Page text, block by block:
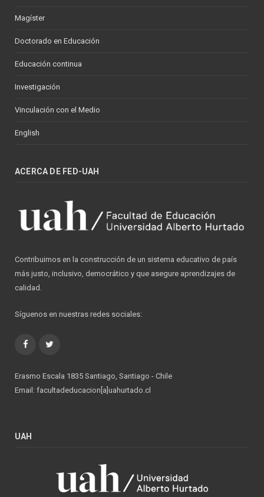
Magíster
Doctorado en Educación
Educación continua
Investigación
Vinculación con el Medio
English
ACERCA DE FED-UAH
Contribuimos en la construcción de un sistema educativo de país
más justo, inclusivo, democrático y que asegure aprendizajes de
calidad.
Síguenos en nuestras redes sociales:
Facebook
Erasmo Escala 1835 Santiago, Santiago - Chile
Email: facultadeducacion[a]uahurtado.cl
UAH